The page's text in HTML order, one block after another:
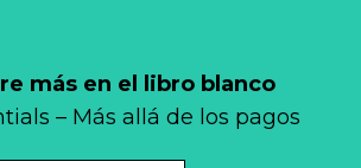
más en el libro blanco
– Más allá de los pagos